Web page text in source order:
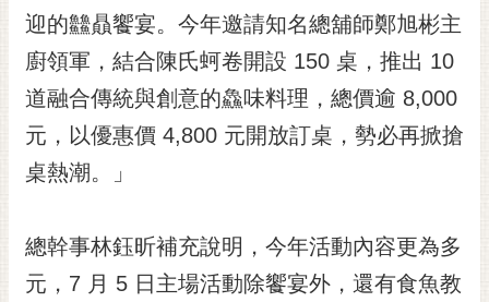
English
日
本
語
隱
及
安
迎的䲜贔饗宴。今年邀請知名總舖師鄭旭彬主
廚領軍，結合陳氏蚵卷開設 150 桌，推出 10
道融合傳統與創意的鱻味料理，總價逾 8,000
元，以優惠價 4,800 元開放訂桌，勢必再掀搶
桌熱潮。」
總幹事林鈺昕補充說明，今年活動內容更為多
元，7 月 5 日主場活動除饗宴外，還有食魚教